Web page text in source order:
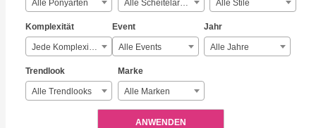
Alle Ponyarten Alle Scheitelarten Alle Stile
Komplexität
Jede Komplexität
Event
Alle Events
Jahr
Alle Jahre
Trendlook
Alle Trendlooks
Marke
Alle Marken
ANWENDEN